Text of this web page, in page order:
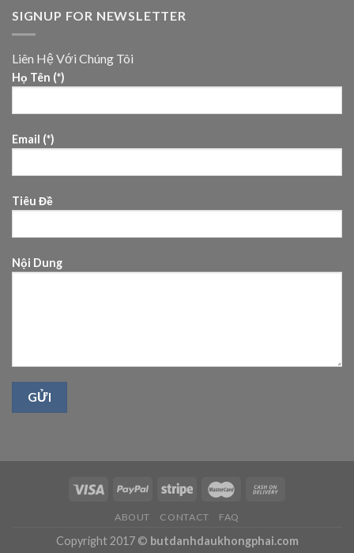
SIGNUP FOR NEWSLETTER
Liên Hệ Với Chúng Tôi
Họ Tên (*)
Email (*)
Tiêu Đề
Nội Dung
ABOUT CONTACT FAQ
Copyright 2017 © butdanhdaukhongphai.com